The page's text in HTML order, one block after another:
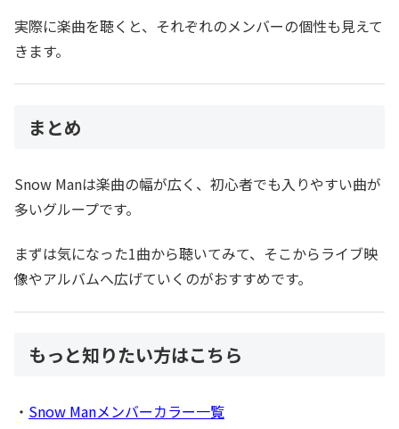
実際に楽曲を聴くと、それぞれのメンバーの個性も見えて
きます。
まとめ
Snow Manは楽曲の幅が広く、初心者でも入りやすい曲が
多いグループです。
まずは気になった1曲から聴いてみて、そこからライブ映
像やアルバムへ広げていくのがおすすめです。
もっと知りたい方はこちら
・ Snow Manメンバーカラー一覧